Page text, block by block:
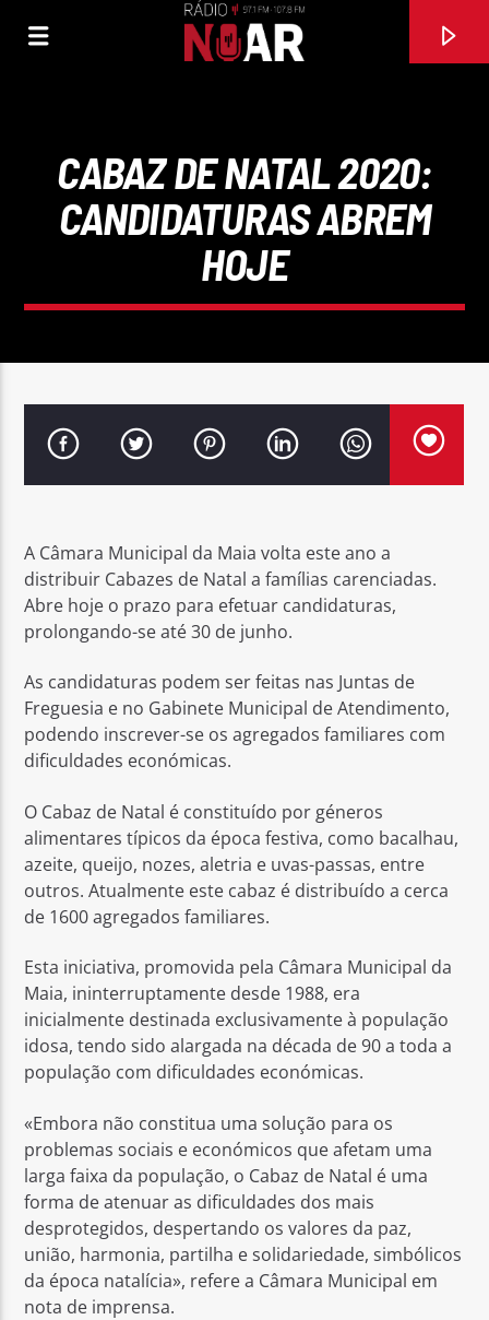
ONDE ANDARÁS
Rádio No ar
CABAZ DE NATAL 2020:
CANDIDATURAS ABREM
HOJE
A Câmara Municipal da Maia volta este ano a
distribuir Cabazes de Natal a famílias carenciadas.
Abre hoje o prazo para efetuar candidaturas,
prolongando-se até 30 de junho.
As candidaturas podem ser feitas nas Juntas de
Freguesia e no Gabinete Municipal de Atendimento,
podendo inscrever-se os agregados familiares com
dificuldades económicas.
O Cabaz de Natal é constituído por géneros
alimentares típicos da época festiva, como bacalhau,
azeite, queijo, nozes, aletria e uvas-passas, entre
outros. Atualmente este cabaz é distribuído a cerca
de 1600 agregados familiares.
Esta iniciativa, promovida pela Câmara Municipal da
Maia, ininterruptamente desde 1988, era
inicialmente destinada exclusivamente à população
idosa, tendo sido alargada na década de 90 a toda a
população com dificuldades económicas.
«Embora não constitua uma solução para os
problemas sociais e económicos que afetam uma
larga faixa da população, o Cabaz de Natal é uma
forma de atenuar as dificuldades dos mais
desprotegidos, despertando os valores da paz,
união, harmonia, partilha e solidariedade, simbólicos
da época natalícia», refere a Câmara Municipal em
nota de imprensa.